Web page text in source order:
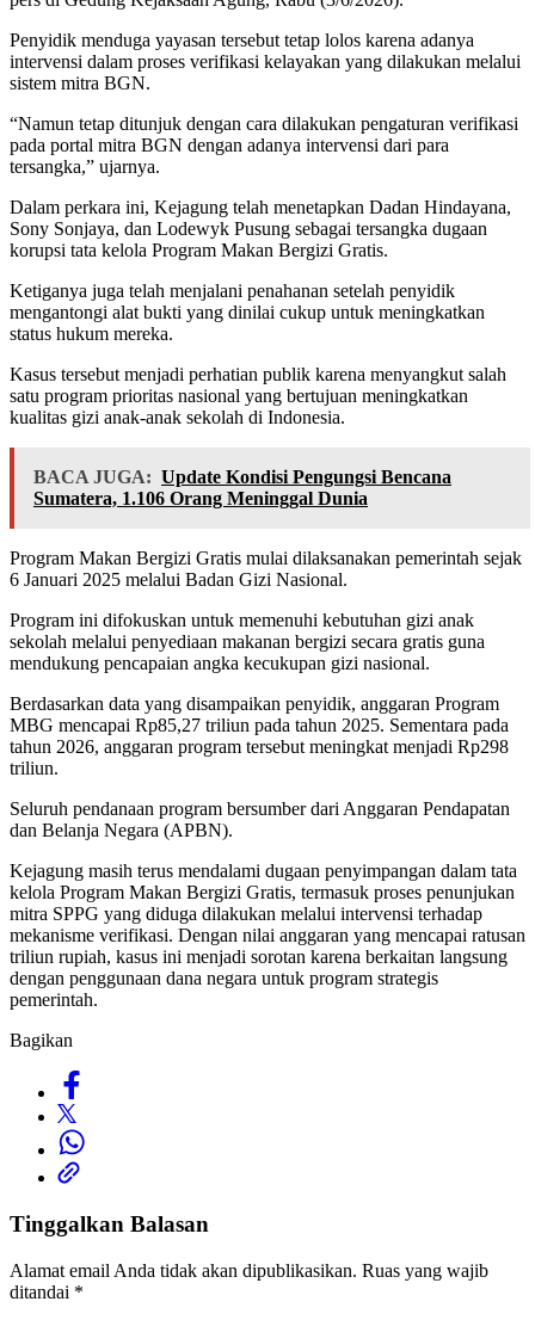
Penyidik menduga yayasan tersebut tetap lolos karena adanya
intervensi dalam proses verifikasi kelayakan yang dilakukan melalui
sistem mitra BGN.
“Namun tetap ditunjuk dengan cara dilakukan pengaturan verifikasi
pada portal mitra BGN dengan adanya intervensi dari para
tersangka,” ujarnya.
Dalam perkara ini, Kejagung telah menetapkan Dadan Hindayana,
Sony Sonjaya, dan Lodewyk Pusung sebagai tersangka dugaan
korupsi tata kelola Program Makan Bergizi Gratis.
Ketiganya juga telah menjalani penahanan setelah penyidik
mengantongi alat bukti yang dinilai cukup untuk meningkatkan
status hukum mereka.
Kasus tersebut menjadi perhatian publik karena menyangkut salah
satu program prioritas nasional yang bertujuan meningkatkan
kualitas gizi anak-anak sekolah di Indonesia.
BACA JUGA: Update Kondisi Pengungsi Bencana
Sumatera, 1.106 Orang Meninggal Dunia
Program Makan Bergizi Gratis mulai dilaksanakan pemerintah sejak
6 Januari 2025 melalui Badan Gizi Nasional.
Program ini difokuskan untuk memenuhi kebutuhan gizi anak
sekolah melalui penyediaan makanan bergizi secara gratis guna
mendukung pencapaian angka kecukupan gizi nasional.
Berdasarkan data yang disampaikan penyidik, anggaran Program
MBG mencapai Rp85,27 triliun pada tahun 2025. Sementara pada
tahun 2026, anggaran program tersebut meningkat menjadi Rp298
triliun.
Seluruh pendanaan program bersumber dari Anggaran Pendapatan
dan Belanja Negara (APBN).
Kejagung masih terus mendalami dugaan penyimpangan dalam tata
kelola Program Makan Bergizi Gratis, termasuk proses penunjukan
mitra SPPG yang diduga dilakukan melalui intervensi terhadap
mekanisme verifikasi. Dengan nilai anggaran yang mencapai ratusan
triliun rupiah, kasus ini menjadi sorotan karena berkaitan langsung
dengan penggunaan dana negara untuk program strategis
pemerintah.
Bagikan
Tinggalkan Balasan
Alamat email Anda tidak akan dipublikasikan. Ruas yang wajib
ditandai *